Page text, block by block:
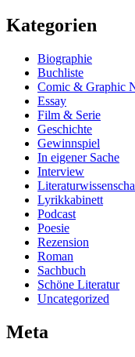
Kategorien
Biographie
Buchliste
Comic & Graphic
Essay
Film & Serie
Geschichte
Gewinnspiel
In eigener Sache
Interview
Lyrikkabinett
Podcast
Poesie
Rezension
Roman
Sachbuch
Schöne Literatur
Uncategorized
Meta